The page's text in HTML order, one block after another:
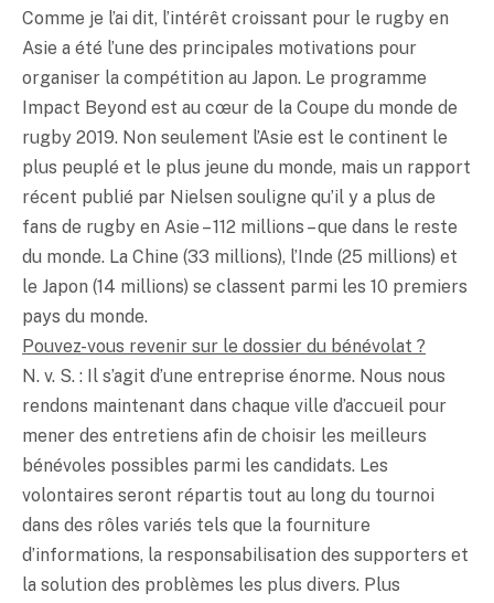
Comme je l’ai dit, l’intérêt croissant pour le rugby en
Asie a été l’une des principales motivations pour
organiser la compétition au Japon. Le programme
Impact Beyond est au cœur de la Coupe du monde de
rugby 2019. Non seulement l’Asie est le continent le
plus peuplé et le plus jeune du monde, mais un rapport
récent publié par Nielsen souligne qu’il y a plus de
fans de rugby en Asie – 112 millions – que dans le reste
du monde. La Chine (33 millions), l’Inde (25 millions) et
le Japon (14 millions) se classent parmi les 10 premiers
pays du monde.
Pouvez-vous revenir sur le dossier du bénévolat ?
N. v. S. : Il s’agit d’une entreprise énorme. Nous nous
rendons maintenant dans chaque ville d’accueil pour
mener des entretiens afin de choisir les meilleurs
bénévoles possibles parmi les candidats. Les
volontaires seront répartis tout au long du tournoi
dans des rôles variés tels que la fourniture
d’informations, la responsabilisation des supporters et
la solution des problèmes les plus divers. Plus